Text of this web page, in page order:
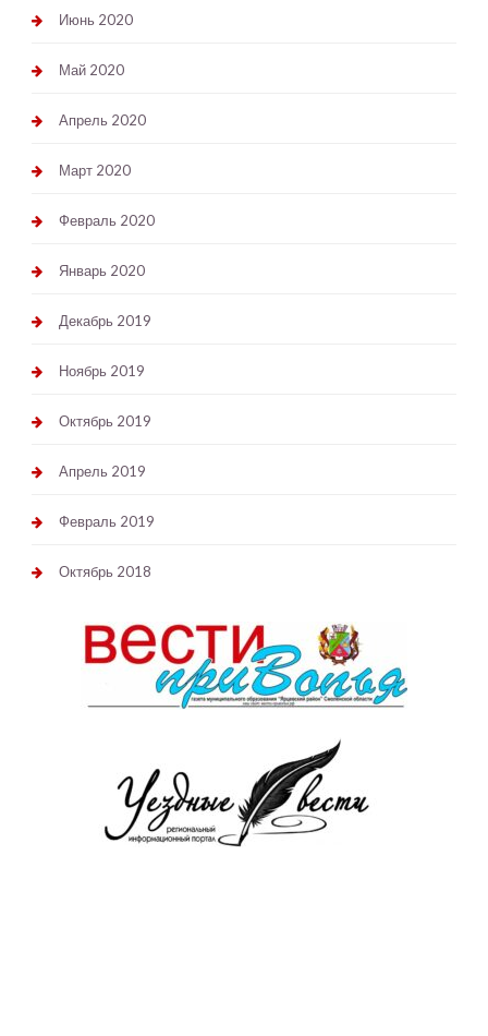
Июнь 2020
Май 2020
Апрель 2020
Март 2020
Февраль 2020
Январь 2020
Декабрь 2019
Ноябрь 2019
Октябрь 2019
Апрель 2019
Февраль 2019
Октябрь 2018